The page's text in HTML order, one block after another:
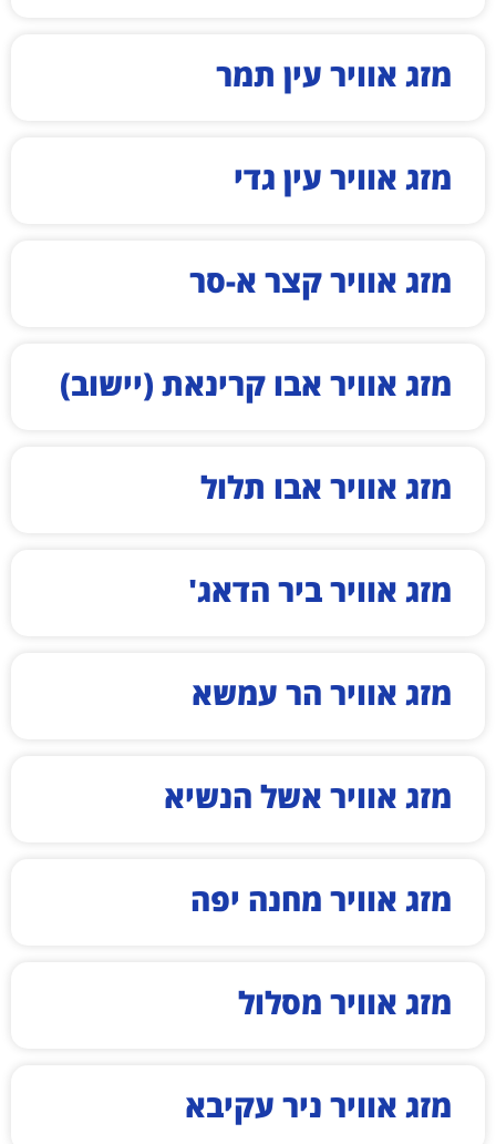
מזג אוויר עין תמר
מזג אוויר עין גדי
מזג אוויר קצר א-סר
מזג אוויר אבו קרינאת (יישוב)
מזג אוויר אבו תלול
מזג אוויר ביר הדאג'
מזג אוויר הר עמשא
מזג אוויר אשל הנשיא
מזג אוויר מחנה יפה
מזג אוויר מסלול
מזג אוויר ניר עקיבא